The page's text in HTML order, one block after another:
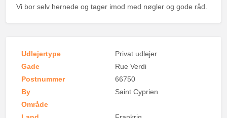
Vi bor selv hernede og tager imod med nøgler og gode råd.
Udlejertype
Privat udlejer
Gade
Rue Verdi
Postnummer
66750
By
Saint Cyprien
Område